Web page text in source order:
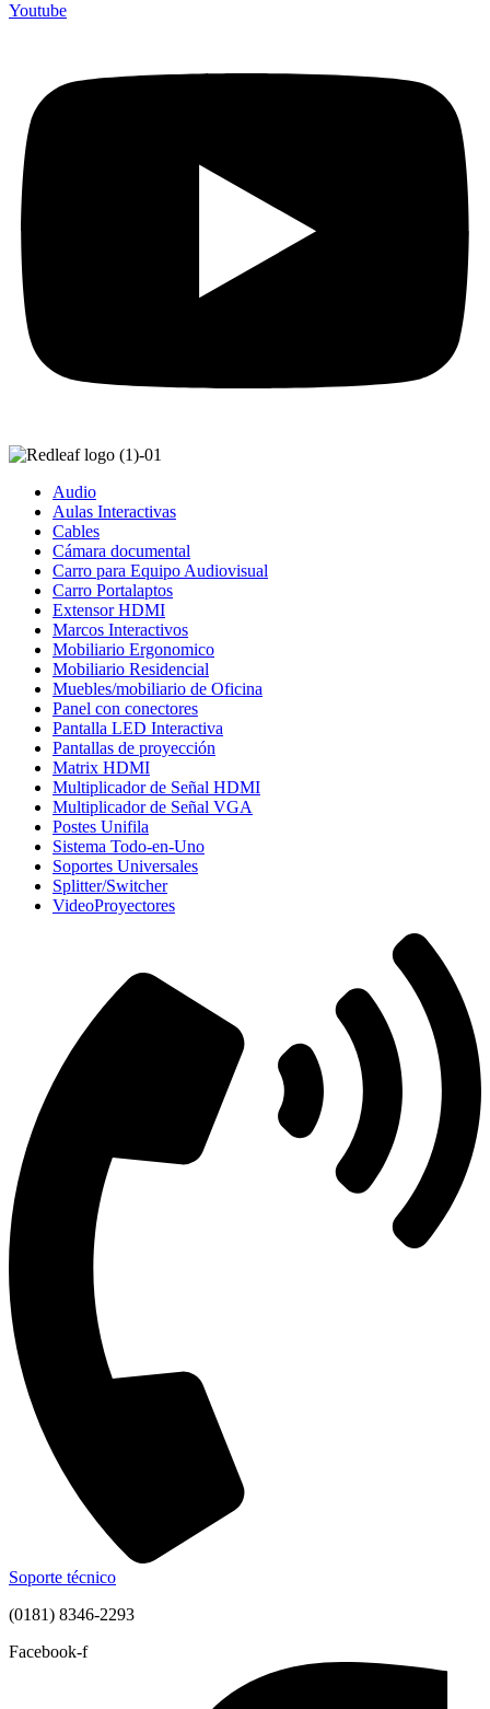
Youtube
Audio
Aulas Interactivas
Cables
Cámara documental
Carro para Equipo Audiovisual
Carro Portalaptos
Extensor HDMI
Marcos Interactivos
Mobiliario Ergonomico
Mobiliario Residencial
Muebles/mobiliario de Oficina
Panel con conectores
Pantalla LED Interactiva
Pantallas de proyección
Matrix HDMI
Multiplicador de Señal HDMI
Multiplicador de Señal VGA
Postes Unifila
Sistema Todo-en-Uno
Soportes Universales
Splitter/Switcher
VideoProyectores
Soporte técnico
(0181) 8346-2293
Facebook-f